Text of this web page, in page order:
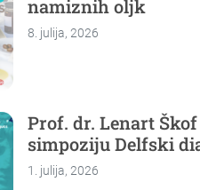
namiznih oljk
8. julija, 2026
Prof. dr. Lenart
simpoziju Delfski
1. julija, 2026